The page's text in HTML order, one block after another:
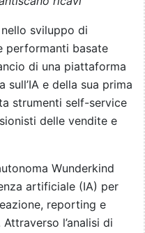
sviluppo di
performanti basate
di una piattaforma
e della sua prima
strumenti self-service
delle vendite e
Wunderkind
artificiale (IA) per
reporting e
l’analisi di